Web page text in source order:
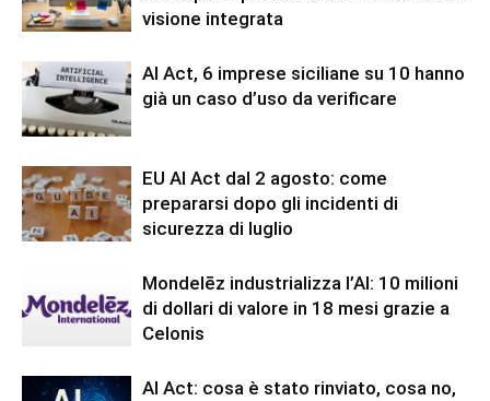
visione integrata
AI Act, 6 imprese siciliane su 10 hanno
già un caso d’uso da verificare
EU AI Act dal 2 agosto: come
prepararsi dopo gli incidenti di
sicurezza di luglio
Mondelēz industrializza l’AI: 10 milioni
di dollari di valore in 18 mesi grazie a
Celonis
AI Act: cosa è stato rinviato, cosa no,